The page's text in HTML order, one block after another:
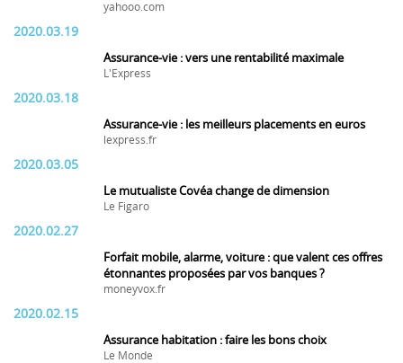
yahooo.com
2020.03.19
Assurance-vie : vers une rentabilité maximale
L'Express
2020.03.18
Assurance-vie : les meilleurs placements en euros
lexpress.fr
2020.03.05
Le mutualiste Covéa change de dimension
Le Figaro
2020.02.27
Forfait mobile, alarme, voiture : que valent ces offres
étonnantes proposées par vos banques ?
moneyvox.fr
2020.02.15
Assurance habitation : faire les bons choix
Le Monde